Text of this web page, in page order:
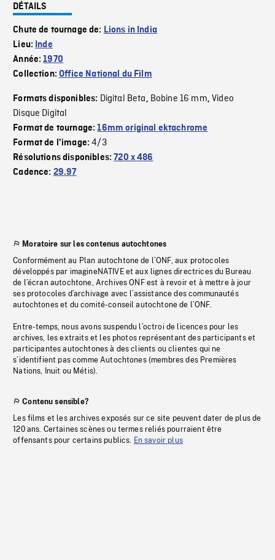
DÉTAILS
Chute de tournage de: Lions in India
Lieu: Inde
Année:1970
Collection:Office National du Film
Formats disponibles: Digital Beta, Bobine 16 mm,Video
Disque Digital
Format de tournage:16mm original ektachrome
Format de l'image:4/3
Résolutions disponibles:720 x 486
Cadence: 29.97
Moratoire sur les contenus autochtones
Conformément au Plan autochtone de l’ONF, aux protocoles
développés par imagineNATIVE et aux lignes directrices du Bureau
de l’écran autochtone, Archives ONF est à revoir et à mettre à jour
ses protocoles d’archivage avec l’assistance des communautés
autochtones et du comité-conseil autochtone de l’ONF.
Entre-temps, nous avons suspendu l’octroi de licences pour les
archives, les extraits et les photos représentant des participants et
participantes autochtones à des clients ou clientes qui ne
s’identifient pas comme Autochtones (membres des Premières
Nations, Inuit ou Métis).
Contenu sensible?
Les films et les archives exposés sur ce site peuvent dater de plus de
120 ans. Certaines scènes ou termes reliés pourraient être
offensants pour certains publics. En savoir plus